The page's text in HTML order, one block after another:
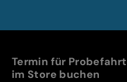
Termin für Probefahrt
im Store buchen